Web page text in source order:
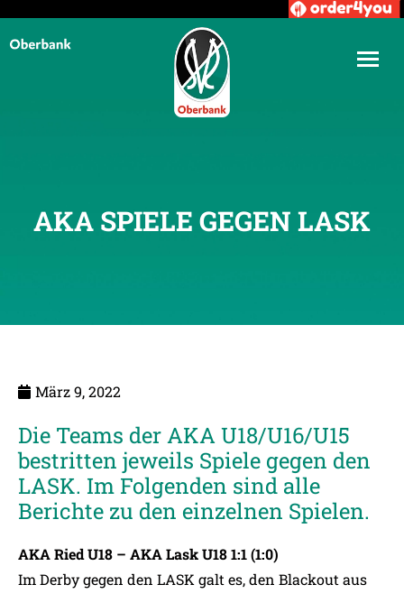
AKA SPIELE GEGEN LASK
März 9, 2022
Die Teams der AKA U18/U16/U15
bestritten jeweils Spiele gegen den
LASK. Im Folgenden sind alle
Berichte zu den einzelnen Spielen.
AKA Ried U18 – AKA Lask U18 1:1 (1:0)
Im Derby gegen den LASK galt es, den Blackout aus